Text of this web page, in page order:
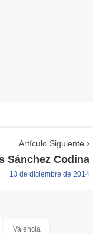
Artículo Siguiente
Sánchez Codina
13 de diciembre de 2014
Valencia